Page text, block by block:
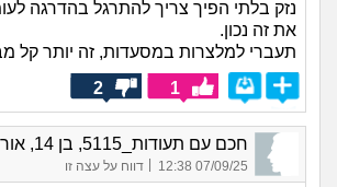
נזק בלתי הפיך צריך להתרגל בהדרגה
את זה נכון.
תעברי למלצרות במסעדות, זה יותר קל
1
2
חכם עם תעודות_5115, בן 14, אורח
07/09/25 12:38 דווח על עצה זו